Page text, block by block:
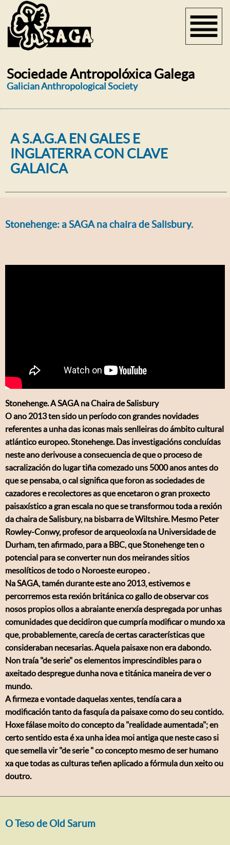
Sociedade Antropolóxica Galega
Galician Anthropological Society
A S.A.G.A EN GALES E
INGLATERRA CON CLAVE
GALAICA
Stonehenge: a SAGA na chaira de Salisbury.
Stonehenge. A SAGA na Chaira de Salisbury
O ano 2013 ten sido un período con grandes novidades
referentes a unha das iconas mais senlleiras do ámbito cultural
atlántico europeo. Stonehenge. Das investigacións concluídas
neste ano derivouse a consecuencia de que o proceso de
sacralización do lugar tiña comezado uns 5000 anos antes do
que se pensaba, o cal significa que foron as sociedades de
cazadores e recolectores as que encetaron o gran proxecto
paisaxístico a gran escala no que se transformou toda a rexión
da chaira de Salisbury, na bisbarra de Wiltshire. Mesmo Peter
Rowley-Conwy, profesor de arqueoloxía na Universidade de
Durham, ten afirmado, para a BBC, que Stonehenge ten o
potencial para se converter nun dos meirandes sitios
mesolíticos de todo o Noroeste europeo .
Na SAGA, tamén durante este ano 2013, estivemos e
percorremos esta rexión británica co gallo de observar cos
nosos propios ollos a abraiante enerxía despregada por unhas
comunidades que decidiron que cumpría modificar o mundo xa
que, probablemente, carecía de certas características que
consideraban necesarias. Aquela paisaxe non era dabondo.
Non traía "de serie" os elementos imprescindibles para o
axeitado despregue dunha nova e titánica maneira de ver o
mundo.
A firmeza e vontade daquelas xentes, tendía cara a
modificación tanto da fasquía da paisaxe como do seu contido.
Hoxe fálase moito do concepto da "realidade aumentada"; en
certo sentido esta é xa unha idea moi antiga que neste caso si
que semella vir "de serie " co concepto mesmo de ser humano
xa que todas as culturas teñen aplicado a fórmula dun xeito ou
doutro.
O Teso de Old Sarum